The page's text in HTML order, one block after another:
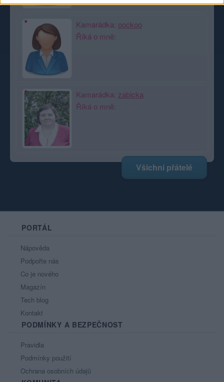
Kamarádka: oockoo
Říká o mně:
Kamarádka: zabicka
Říká o mně:
Všichni přátelé
PORTÁL
Nápověda
Podpořte nás
Co je nového
Magazín
Tech blog
Kontakt
PODMÍNKY A BEZPEČNOST
Pravidla
Podmínky použití
Ochrana osobních údajů